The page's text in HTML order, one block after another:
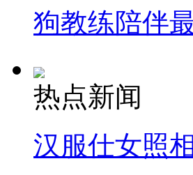
狗教练陪伴
热点新闻
汉服仕女照